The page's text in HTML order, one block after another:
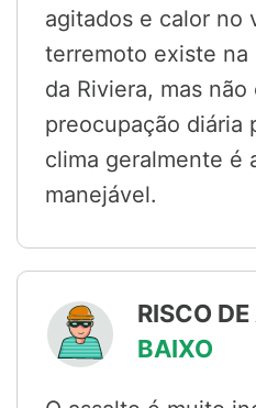
agitados e calor no
terremoto existe na
da Riviera, mas não
preocupação diária
clima geralmente é
manejável.
RISCO
BAIXO